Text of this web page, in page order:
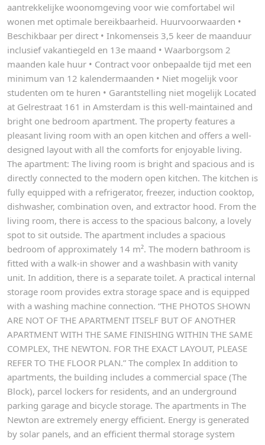
aantrekkelijke woonomgeving voor wie comfortabel wil
wonen met optimale bereikbaarheid. Huurvoorwaarden •
Beschikbaar per direct • Inkomenseis 3,5 keer de maanduur
inclusief vakantiegeld en 13e maand • Waarborgsom 2
maanden kale huur • Contract voor onbepaalde tijd met een
minimum van 12 kalendermaanden • Niet mogelijk voor
studenten om te huren • Garantstelling niet mogelijk Located
at Gelrestraat 161 in Amsterdam is this well-maintained and
bright one bedroom apartment. The property features a
pleasant living room with an open kitchen and offers a well-
designed layout with all the comforts for enjoyable living.
The apartment: The living room is bright and spacious and is
directly connected to the modern open kitchen. The kitchen is
fully equipped with a refrigerator, freezer, induction cooktop,
dishwasher, combination oven, and extractor hood. From the
living room, there is access to the spacious balcony, a lovely
spot to sit outside. The apartment includes a spacious
bedroom of approximately 14 m². The modern bathroom is
fitted with a walk-in shower and a washbasin with vanity
unit. In addition, there is a separate toilet. A practical internal
storage room provides extra storage space and is equipped
with a washing machine connection. “THE PHOTOS SHOWN
ARE NOT OF THE APARTMENT ITSELF BUT OF ANOTHER
APARTMENT WITH THE SAME FINISHING WITHIN THE SAME
COMPLEX, THE NEWTON. FOR THE EXACT LAYOUT, PLEASE
REFER TO THE FLOOR PLAN.” The complex In addition to
apartments, the building includes a commercial space (The
Block), parcel lockers for residents, and an underground
parking garage and bicycle storage. The apartments in The
Newton are extremely energy efficient. Energy is generated
by solar panels, and an efficient thermal storage system